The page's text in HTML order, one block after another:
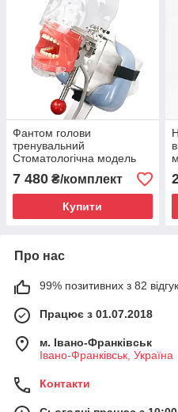
Фантом голови
тренувальний
Стоматологічна модель
голови ( кріплення на
підголовник установки)
7 480 ₴/комплект
Купити
Про нас
99% позитивних з 82
Працює з 01.07.2018
м. Івано-Франківськ
Івано-Франківськ, Україна
Контакти